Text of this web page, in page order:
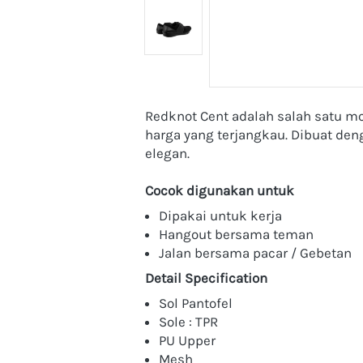
Redknot Cent adalah salah satu
harga yang terjangkau. Dibuat
elegan.
Cocok digunakan untuk
Dipakai untuk kerja
Hangout bersama teman
Jalan bersama pacar / Gebetan
Detail Specification
Sol Pantofel
Sole : TPR
PU Upper
Mesh